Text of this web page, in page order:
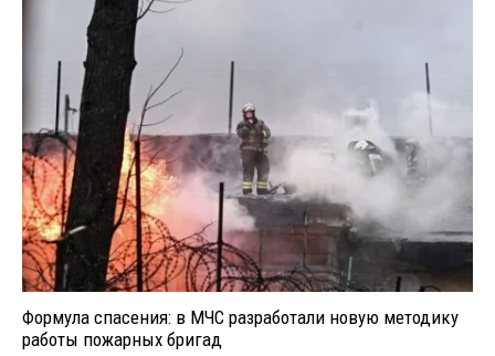
Формула спасения: в МЧС разработали новую методику
работы пожарных бригад